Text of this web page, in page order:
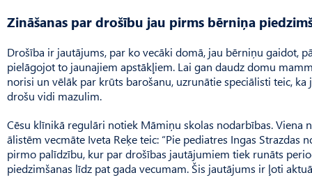
Zināšanas par drošību jau pirms bērniņa
Drošība ir jautājums, par ko vecāki domā, jau bērniņu gaidot,
pielāgojot to jaunajiem apstākļiem. Lai gan daudz domu
norisi un vēlāk par krūts barošanu, uzrunātie speci­ālisti teic,
drošu vidi mazulim.
Cēsu klīnikā regulāri notiek Māmiņu skolas nodarbības. Viena
ālistēm vecmāte Iveta Reķe teic: “Pie pediatres Ingas Strazdas
pirmo palīdzību, kur par drošības jautājumiem tiek runāts
piedzimšanas līdz pat gada vecumam. Šis jautājums ir ļoti